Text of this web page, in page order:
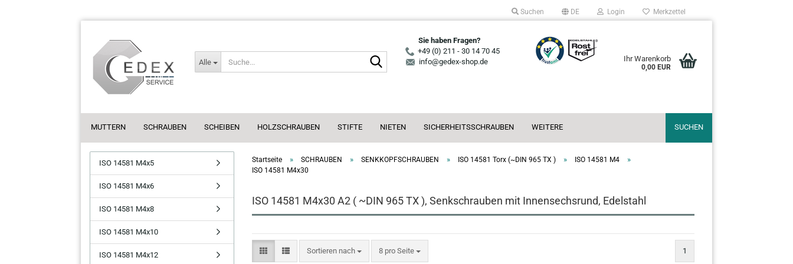
Suchen DE Login Merkzettel
Alle
Suche...
Sie haben Fragen?
+49 (0) 211 - 30 14 70 45
info@gedex-shop.de
Ihr Warenkorb
0,00 EUR
MUTTERN SCHRAUBEN SCHEIBEN HOLZSCHRAUBEN STIFTE NIETEN SICHERHEITSSCHRAUBEN SUCHEN
WEITERE
Startseite » SCHRAUBEN » SENKKOPFSCHRAUBEN » ISO 14581 Torx (~DIN 965 TX ) » ISO 14581 M4 »
ISO 14581 M4x30
ISO 14581 M4x30 A2 ( ~DIN 965 TX ), Senkschrauben mit Innensechsrund, Edelstahl
Sortieren nach
Sortieren nach 8 pro Seite
pro Seite 1
ISO 14581 M4x5
ISO 14581 M4x6
ISO 14581 M4x8
ISO 14581 M4x10
ISO 14581 M4x12